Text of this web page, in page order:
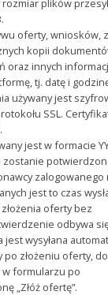
rozmiar plików
oferty,
kopii
oraz innych
tj. datę i
używany jest
SSL.
jest w formacie
zostanie
zalogowanego
jest to czas
oferty bez
odbywa
jest wysyłana
po złożeniu oferty,
w formularzu po
„Złóż ofertę”.